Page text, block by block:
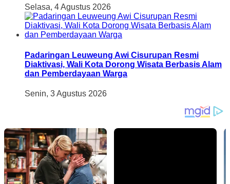
Selasa, 4 Agustus 2026
Padaringan Leuweung Awi Cisurupan Resmi
Diaktivasi, Wali Kota Dorong Wisata Berbasis Alam
dan Pemberdayaan Warga
Senin, 3 Agustus 2026